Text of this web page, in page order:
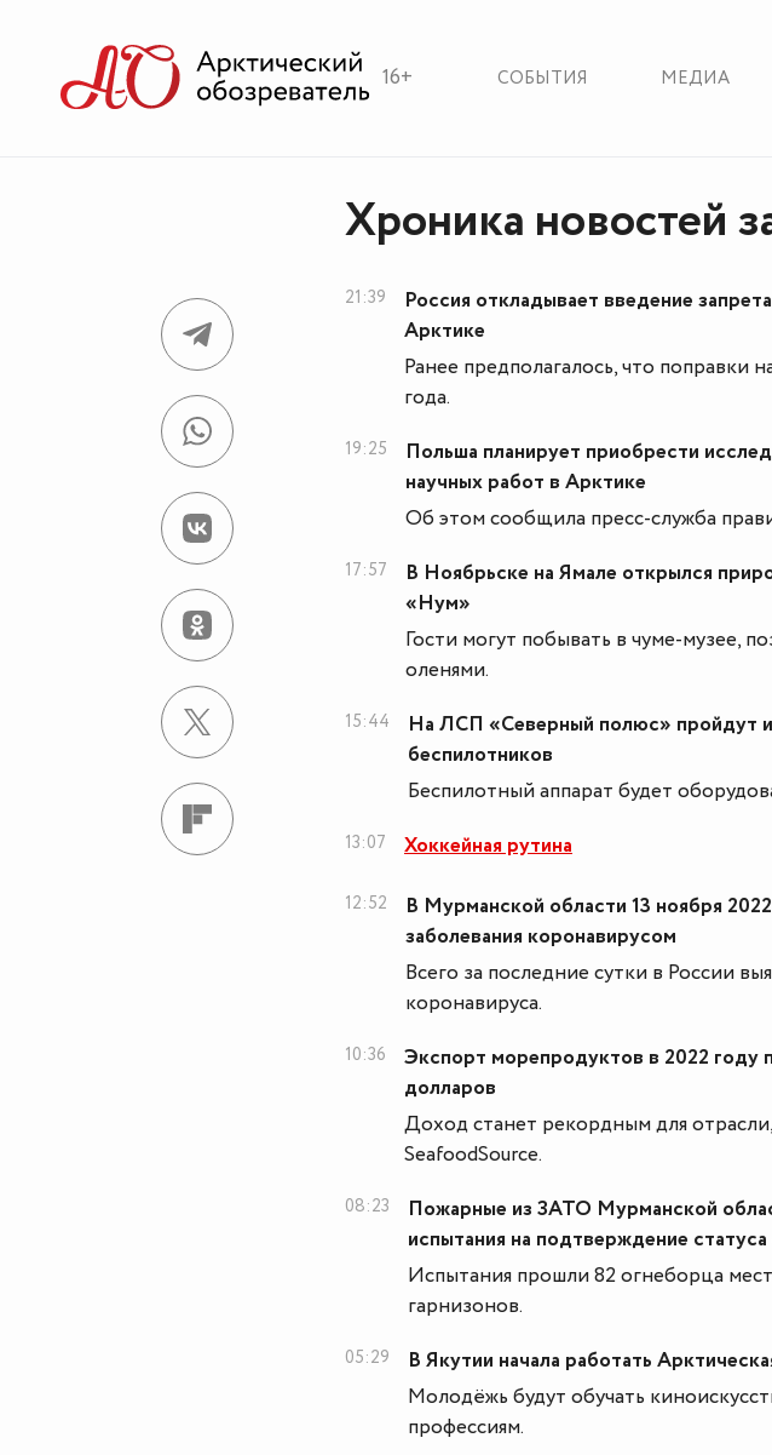
16+ СОБЫТИЯ МЕДИА
Хроника новостей
21:39
Россия откладывает введение
Арктике
Ранее предполагалось, что поправки
года.
19:25
Польша планирует приобрести
научных работ в Арктике
Об этом сообщила пресс-служба
17:57
В Ноябрьске на Ямале открылся
«Нум»
Гости могут побывать в чуме-музее,
оленями.
15:44
На ЛСП «Северный полюс» пройдут
беспилотников
Беспилотный аппарат будет
13:07 Хоккейная рутина
12:52
В Мурманской области 13 ноября
заболевания коронавирусом
Всего за последние сутки в России
коронавируса.
10:36
Экспорт морепродуктов в 2022 году
долларов
Доход станет рекордным для
SeafoodSource.
08:23
Пожарные из ЗАТО Мурманской
испытания на подтверждение статуса
Испытания прошли 82 огнеборца
гарнизонов.
05:29
В Якутии начала работать
Молодёжь будут обучать
профессиям.